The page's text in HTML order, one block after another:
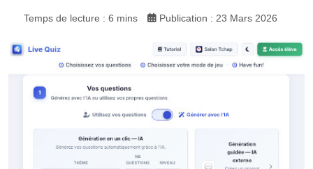
Temps de lecture : 6 mins Publication : 23 Mars 2026